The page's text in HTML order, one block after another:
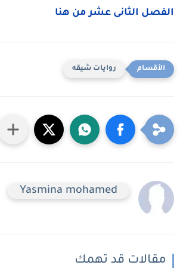
الفصل الثانى عشر من هنا
روايات شيقه
Yasmina mohamed
مقالات قد تهمك